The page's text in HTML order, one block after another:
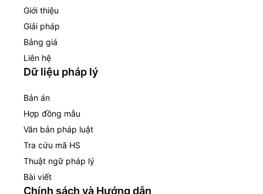
Giới thiệu
Giải pháp
Bảng giá
Liên hệ
Dữ liệu pháp lý
Bản án
Hợp đồng mẫu
Văn bản pháp luật
Tra cứu mã HS
Thuật ngữ pháp lý
Bài viết
Chính sách và Hướng dẫn